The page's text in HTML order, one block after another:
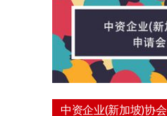
中资企业(新加坡)协会